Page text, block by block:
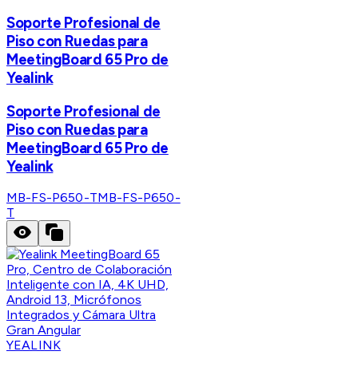
Soporte Profesional de
Piso con Ruedas para
MeetingBoard 65 Pro de
Yealink
Soporte Profesional de
Piso con Ruedas para
MeetingBoard 65 Pro de
Yealink
MB-FS-P650-TMB-FS-P650-
T
YEALINK